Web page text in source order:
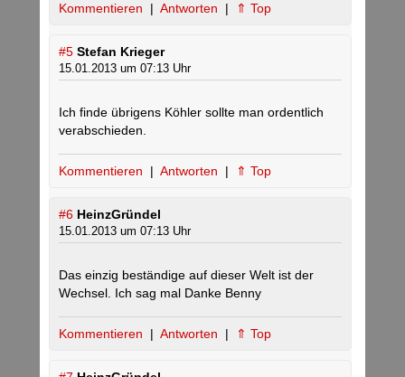
Kommentieren | Antworten | ⇑ Top
#5 Stefan Krieger
15.01.2013 um 07:13 Uhr
Ich finde übrigens Köhler sollte man ordentlich
verabschieden.
Kommentieren | Antworten | ⇑ Top
#6 HeinzGründel
15.01.2013 um 07:13 Uhr
Das einzig beständige auf dieser Welt ist der
Wechsel. Ich sag mal Danke Benny
Kommentieren | Antworten | ⇑ Top